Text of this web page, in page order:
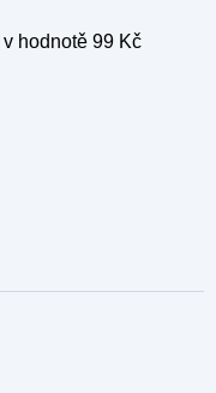
v hodnotě 99 Kč